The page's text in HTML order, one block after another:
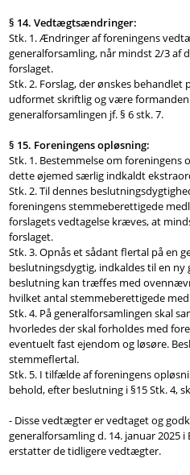
§ 14. Vedtægtsændringer:
Stk. 1. Ændringer af foreningens
generalforsamling, når mindst 2/3 af
forslaget.
Stk. 2. Forslag, der ønskes
udformet skriftlig og være
generalforsamlingen jf. § 6 stk. 7.
§ 15. Foreningens opløsning:
Stk. 1. Bestemmelse om foreningens
dette øjemed særlig indkaldt
Stk. 2. Til dennes
foreningens stemmeberettigede
forslagets vedtagelse kræves, at
forslaget.
Stk. 3. Opnås et sådant flertal på en
beslutningsdygtig, indkaldes til en ny
beslutning kan træffes med
hvilket antal stemmeberettigede
Stk. 4. På generalforsamlingen skal
hvorledes der skal forholdes med
eventuelt fast ejendom og løsøre.
stemmeflertal.
Stk. 5. I tilfælde af foreningens
behold, efter beslutning i §15 Stk. 4,
- Disse vedtægter er vedtaget og
generalforsamling d. 14. januar 2025
erstatter de tidligere vedtægter.